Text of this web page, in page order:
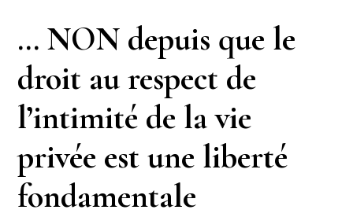
… NON depuis que le
droit au respect de
l’intimité de la vie
privée est une liberté
fondamentale